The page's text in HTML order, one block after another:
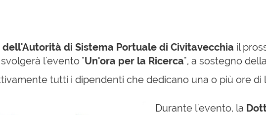
dell'Autorità di Sistema Portuale di Civitavecchia il
l'evento "Un'ora per la Ricerca", a sostegno
tutti i dipendenti che dedicano una o più ore di
Durante l'evento, la